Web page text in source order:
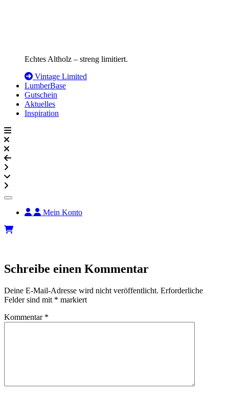
Echtes Altholz – streng limitiert.
Vintage Limited
LumberBase
Gutschein
Aktuelles
Inspiration
Mein Konto
Schreibe einen Kommentar
Deine E-Mail-Adresse wird nicht veröffentlicht. Erforderliche
Felder sind mit * markiert
Kommentar *